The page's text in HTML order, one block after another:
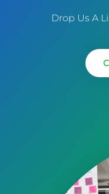
Drop Us A